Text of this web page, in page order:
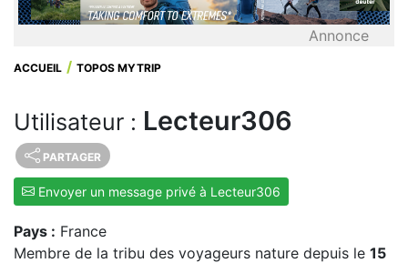
Annonce
ACCUEIL TOPOS MYTRIP
Utilisateur : Lecteur306
PARTAGER
Envoyer un message privé à Lecteur306
Pays : France
Membre de la tribu des voyageurs nature depuis le 15